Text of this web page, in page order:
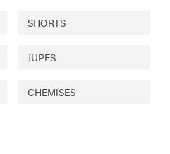
SHORTS
JUPES
CHEMISES